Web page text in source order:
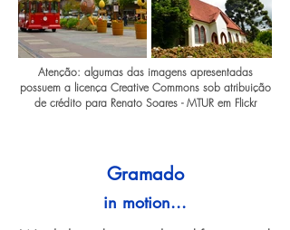
Atenção: algumas das imagens apresentadas
possuem a licença Creative Commons sob atribuição
de crédito para Renato Soares - MTUR em Flickr
Gramado
in motion...